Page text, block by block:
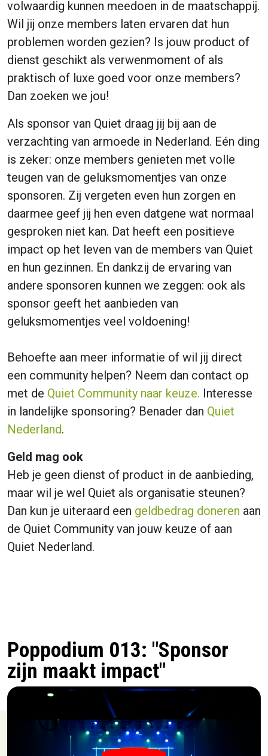
volwaardig kunnen meedoen in de maatschappij.
Wil jij onze members laten ervaren dat hun
problemen worden gezien? Is jouw product of
dienst geschikt als verwenmoment of als
praktisch of luxe goed voor onze members?
Dan zoeken we jou!
Als sponsor van Quiet draag jij bij aan de
verzachting van armoede in Nederland. Eén ding
is zeker: onze members genieten met volle
teugen van de geluksmomentjes van onze
sponsoren. Zij vergeten even hun zorgen en
daarmee geef jij hen even datgene wat normaal
gesproken niet kan. Dat heeft een positieve
impact op het leven van de members van Quiet
en hun gezinnen. En dankzij de ervaring van
andere sponsoren kunnen we zeggen: ook als
sponsor geeft het aanbieden van
geluksmomentjes veel voldoening!
Behoefte aan meer informatie of wil jij direct
een community helpen? Neem dan contact op
met de Quiet Community naar keuze. Interesse
in landelijke sponsoring? Benader dan Quiet
Nederland.
Geld mag ook
Heb je geen dienst of product in de aanbieding,
maar wil je wel Quiet als organisatie steunen?
Dan kun je uiteraard een geldbedrag doneren aan
de Quiet Community van jouw keuze of aan
Quiet Nederland.
Poppodium 013: "Sponsor
zijn maakt impact"